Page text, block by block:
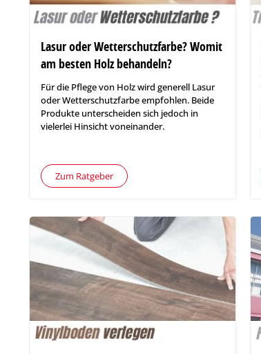
Lasur oder Wetterschutzfarbe? Womit
am besten Holz behandeln?
Für die Pflege von Holz wird generell Lasur
oder Wetterschutzfarbe empfohlen. Beide
Produkte unterscheiden sich jedoch in
vielerlei Hinsicht voneinander.
Zum Ratgeber